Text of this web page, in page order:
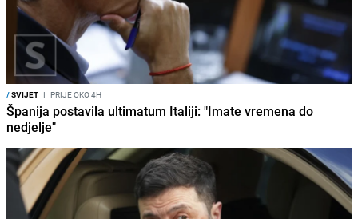
/SVIJET I PRIJE OKO 4H
Španija postavila ultimatum Italiji: "Imate vremena do
nedjelje"